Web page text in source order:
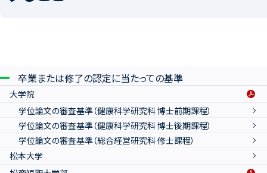
卒業または修了の認定に当たっての基準
大学院
学位論文の審査基準（健康科学研究科 博士前期課程）
学位論文の審査基準（健康科学研究科 博士後期課程）
学位論文の審査基準（総合経営研究科 修士課程）
松本大学